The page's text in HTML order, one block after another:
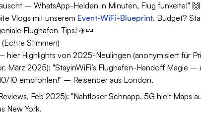
– WhatsApp-Helden in Minuten, Flug funkelte!" 🙌
Vlogs mit unserem Event-WiFi-Blueprint. Budget?
Flughafen-Tips! ✈️🍬
Stimmen)
Highlights von 2025-Neulingen (anonymisiert für
März 2025): "StayinWiFi’s Flughafen-Handoff Magie
10 empfohlen!" – Reisender aus London.
Feb 2025): "Nahtloser Schnapp, 5G hielt Maps
New York.